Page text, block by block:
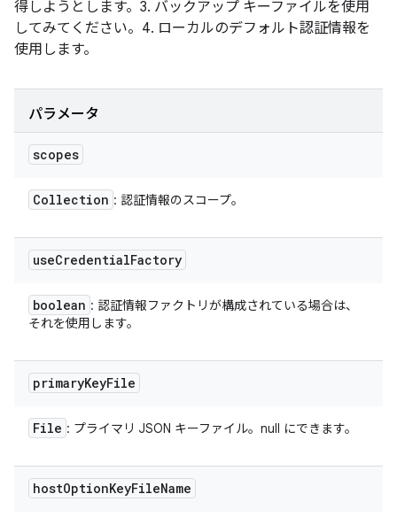
得しようとします。3. バックアップ キーファイルを使用
してみてください。4. ローカルのデフォルト認証情報を
使用します。
パラメータ
scopes
Collection : 認証情報のスコープ。
useCredentialFactory
boolean : 認証情報ファクトリが構成されている場合は、
それを使用します。
primaryKeyFile
File : プライマリ JSON キーファイル。null にできます。
hostOptionKeyFileName